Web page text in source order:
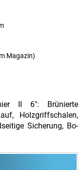
Magazin)
II 6": Brünierte
Holzgriffschalen,
Sicherung, Bo-